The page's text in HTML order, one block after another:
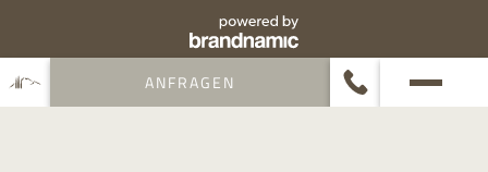
PARTNERLOGOS
ANFRAGEN